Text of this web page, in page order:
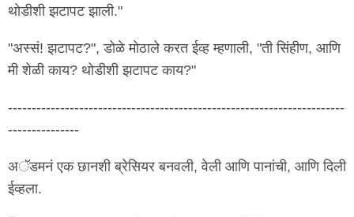
थोडीशी झटापट झाली."
"अस्सं! झटापट?", डोळे मोठाले करत ईव्ह म्हणाली, "ती सिंहीण, आणि
मी शेळी काय? थोडीशी झटापट काय?"
-----------------------------------------------------------------------
---------------
अॅडमनं एक छानशी ब्रेसियर बनवली, वेली आणि पानांची, आणि दिली
ईव्हला.